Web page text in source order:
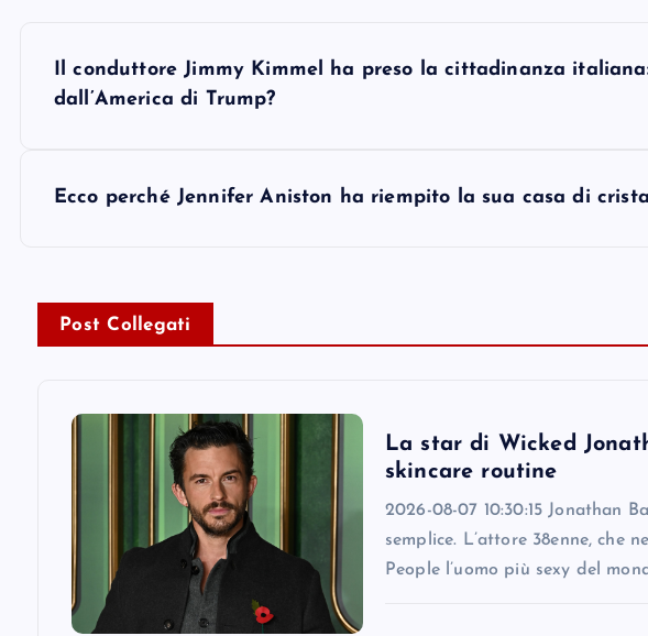
n
a
Il conduttore Jimmy Kimmel ha preso la cittadinanza
dall’America di Trump?
Ecco perché Jennifer Aniston ha riempito la sua casa di
Post Collegati
La star di Wicked
skincare routine
2026-08-07 10:30:15 Jonathan
semplice. L’attore 38enne, che
People l’uomo più sexy del